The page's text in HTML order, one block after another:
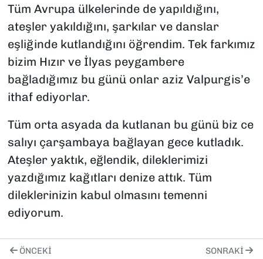
Tüm Avrupa ülkelerinde de yapıldığını,
ateşler yakıldığını, şarkılar ve danslar
eşliğinde kutlandığını öğrendim. Tek farkımız
bizim Hızır ve İlyas peygambere
bağladığımız bu günü onlar aziz Valpurgis’e
ithaf ediyorlar.
Tüm orta asyada da kutlanan bu günü biz ce
salıyı çarşambaya bağlayan gece kutladık.
Ateşler yaktık, eğlendik, dileklerimizi
yazdığımız kağıtları denize attık. Tüm
dileklerinizin kabul olmasını temenni
ediyorum.
ÖNCEKI SONRAKI